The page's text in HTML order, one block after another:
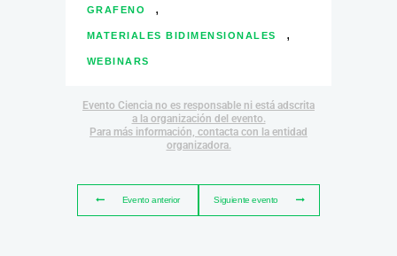
GRAFENO ,
MATERIALES BIDIMENSIONALES ,
WEBINARS
Evento Ciencia no es responsable ni está adscrita
a la organización del evento.
Para más información, contacta con la entidad
organizadora.
Evento anterior Siguiente evento